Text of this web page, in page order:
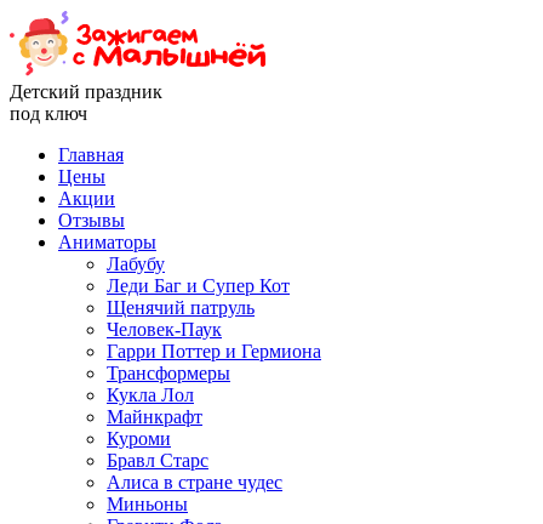
Детский праздник
под ключ
Главная
Цены
Акции
Отзывы
Аниматоры
Лабубу
Леди Баг и Супер Кот
Щенячий патруль
Человек-Паук
Гарри Поттер и Гермиона
Трансформеры
Кукла Лол
Майнкрафт
Куроми
Бравл Старс
Алиса в стране чудес
Миньоны